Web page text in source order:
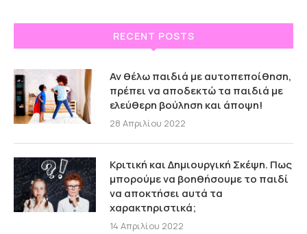
RECENT POSTS
Αν θέλω παιδιά με αυτοπεποίθηση,
πρέπει να αποδεκτώ τα παιδιά με
ελεύθερη βούληση και άποψη!
28 Απριλίου 2022
Κριτική και Δημιουργική Σκέψη. Πως
μπορούμε να βοηθήσουμε το παιδί
να αποκτήσει αυτά τα
χαρακτηριστικά;
14 Απριλίου 2022